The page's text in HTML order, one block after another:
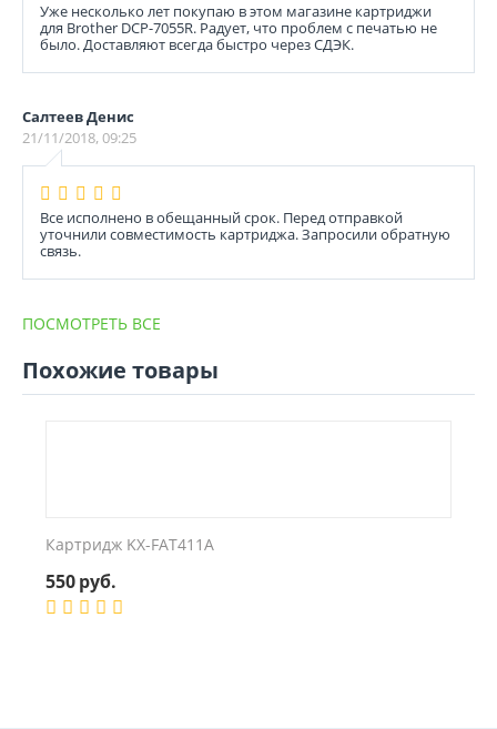
Уже несколько лет покупаю в этом магазине картриджи
для Brother DCP-7055R. Радует, что проблем с печатью не
было. Доставляют всегда быстро через СДЭК.
Салтеев Денис
21/11/2018, 09:25
Все исполнено в обещанный срок. Перед отправкой
уточнили совместимость картриджа. Запросили обратную
связь.
ПОСМОТРЕТЬ ВСЕ
Похожие товары
Картридж KX-FAT411A
550руб.